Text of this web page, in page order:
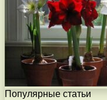
Популярные статьи